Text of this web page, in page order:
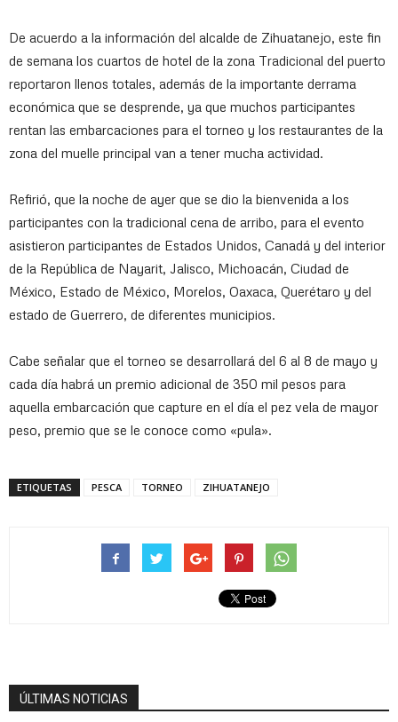
De acuerdo a la información del alcalde de Zihuatanejo, este fin
de semana los cuartos de hotel de la zona Tradicional del puerto
reportaron llenos totales, además de la importante derrama
económica que se desprende, ya que muchos participantes
rentan las embarcaciones para el torneo y los restaurantes de la
zona del muelle principal van a tener mucha actividad.
Refirió, que la noche de ayer que se dio la bienvenida a los
participantes con la tradicional cena de arribo, para el evento
asistieron participantes de Estados Unidos, Canadá y del interior
de la República de Nayarit, Jalisco, Michoacán, Ciudad de
México, Estado de México, Morelos, Oaxaca, Querétaro y del
estado de Guerrero, de diferentes municipios.
Cabe señalar que el torneo se desarrollará del 6 al 8 de mayo y
cada día habrá un premio adicional de 350 mil pesos para
aquella embarcación que capture en el día el pez vela de mayor
peso, premio que se le conoce como «pula».
ETIQUETAS PESCA TORNEO ZIHUATANEJO
ÚLTIMAS NOTICIAS